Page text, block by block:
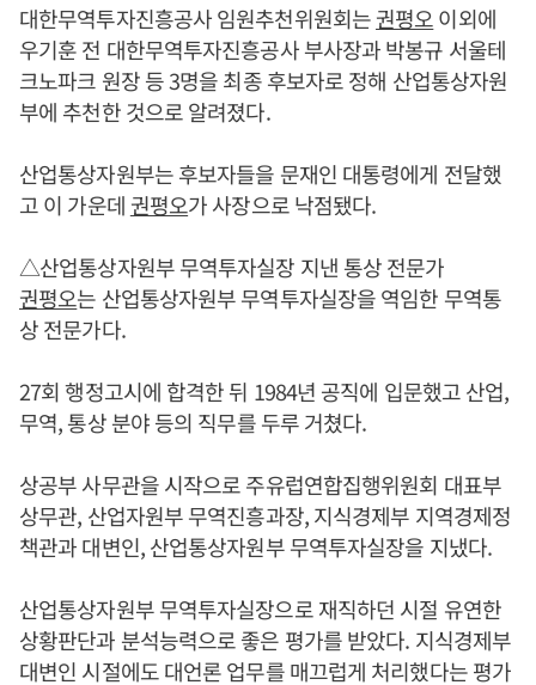
대한무역투자진흥공사 임원추천위원회는권평오이외에
우기훈 전 대한무역투자진흥공사 부사장과 박봉규 서울테
크노파크 원장 등 3명을 최종 후보자로 정해 산업통상자원
부에 추천한 것으로 알려졌다.
산업통상자원부는 후보자들을 문재인 대통령에게 전달했
고 이 가운데 권평오가 사장으로 낙점됐다.
△산업통상자원부 무역투자실장 지낸 통상 전문가
권평오는 산업통상자원부 무역투자실장을 역임한 무역통
상 전문가다.
27회 행정고시에 합격한 뒤 1984년 공직에 입문했고 산업,
무역, 통상 분야 등의 직무를 두루 거쳤다.
상공부 사무관을 시작으로 주유럽연합집행위원회 대표부
상무관, 산업자원부 무역진흥과장, 지식경제부 지역경제정
책관과 대변인, 산업통상자원부 무역투자실장을 지냈다.
산업통상자원부 무역투자실장으로 재직하던 시절 유연한
상황판단과 분석능력으로 좋은 평가를 받았다. 지식경제부
대변인 시절에도 대언론 업무를 매끄럽게 처리했다는 평가